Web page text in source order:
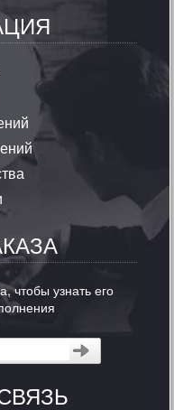
чтобы узнать его